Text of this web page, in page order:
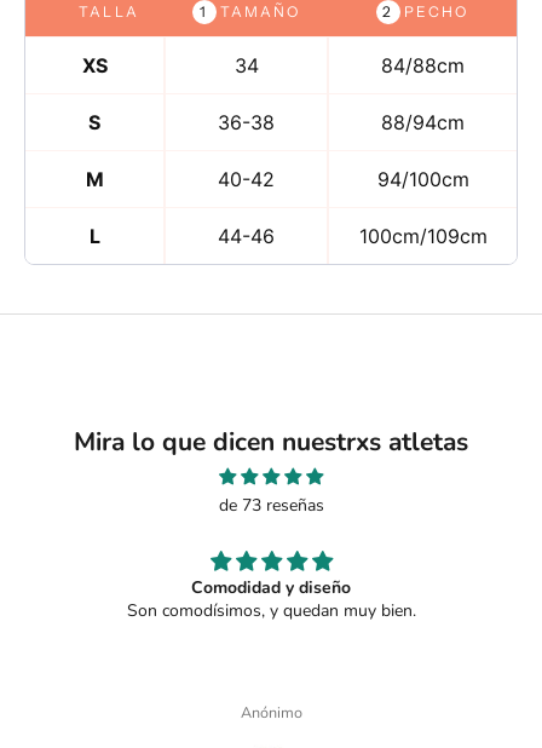
TALLA TAMAÑO PECHO
XS 34 84/88cm
S 36-38 88/94cm
M 40-42 94/100cm
L 44-46 100cm/109cm
Mira lo que dicen nuestrxs atletas
de 73 reseñas
Comodidad y diseño
Son comodísimos, y quedan muy bien.
Anónimo